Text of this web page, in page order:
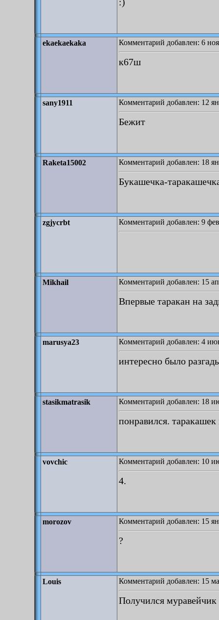
ekaekaekaka Комментарий добавлен: 6
к67ш
sany1911 Комментарий добавлен: 12
Бежит
Raketa15002 Комментарий добавлен: 18
Букашечка-
zgjycrbt Комментарий добавлен: 9
Mikhail Комментарий добавлен: 15
Впервые таракан на
marusya23 Комментарий добавлен: 4
интересно было
stasikmatrasik Комментарий добавлен: 18
понравился.
vovchic Комментарий добавлен: 10
4.
morozov Комментарий добавлен: 15
?
Louis Комментарий добавлен: 15
Получился муравейчик